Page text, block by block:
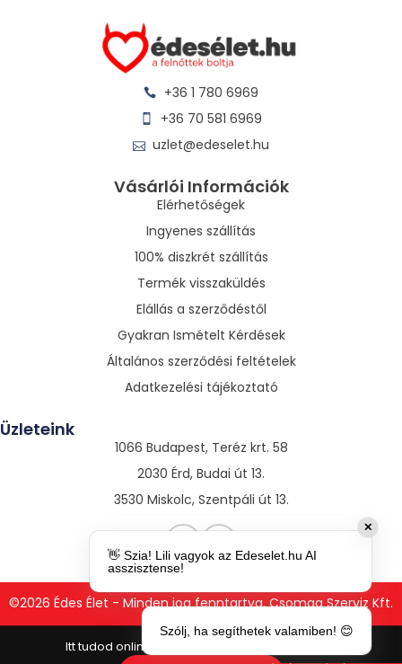
+36 1 780 6969
+36 70 581 6969
uzlet@edeselet.hu
Vásárlói Információk
Elérhetőségek
Ingyenes szállítás
100% diszkrét szállítás
Termék visszaküldés
Elállás a szerződéstől
Gyakran Ismételt Kérdések
Általános szerződési feltételek
Adatkezelési tájékoztató
Üzleteink
1066 Budapest, Teréz krt. 58
2030 Érd, Budai út 13.
3530 Miskolc, Szentpáli út 13.
©2026 Édes Élet - Minden jog fenntartva. Csomag Szerviz Kft.
Orgie Oral
Ease – orális
✕
👋 Szia! Lili vagyok az Edeselet.hu AI
asszisztense!
Szólj, ha segíthetek valamiben! 😊